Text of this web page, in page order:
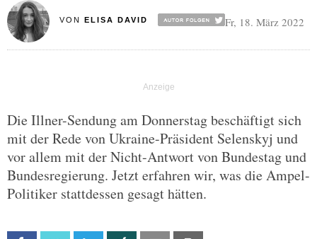
VON ELISA DAVID Fr, 18. März 2022
Die Illner-Sendung am Donnerstag beschäftigt sich
mit der Rede von Ukraine-Präsident Selenskyj und
vor allem mit der Nicht-Antwort von Bundestag und
Bundesregierung. Jetzt erfahren wir, was die Ampel-
Politiker stattdessen gesagt hätten.